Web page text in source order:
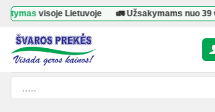
Skip
content
visoje Lietuvoje 🚛 Užsakymams nuo39 €
Products
search